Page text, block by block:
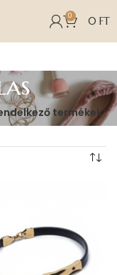
0 0 FT
termékek